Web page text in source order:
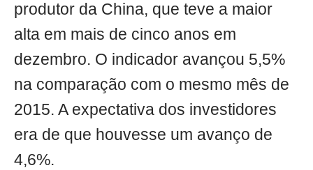
produtor da China, que teve a maior
alta em mais de cinco anos em
dezembro. O indicador avançou 5,5%
na comparação com o mesmo mês de
2015. A expectativa dos investidores
era de que houvesse um avanço de
4,6%.